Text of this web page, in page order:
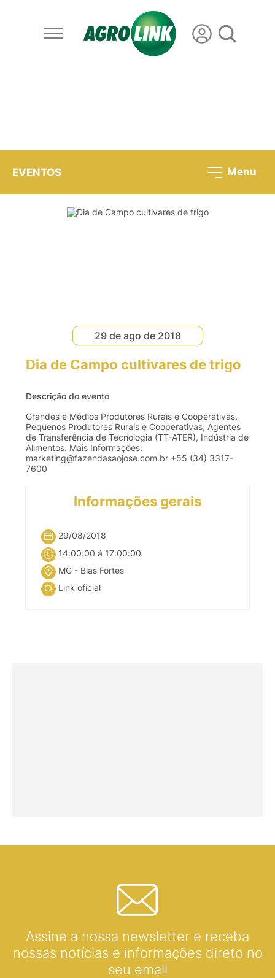
EVENTOS Menu
29 de ago de 2018
Dia de Campo cultivares de trigo
Descrição do evento
Grandes e Médios Produtores Rurais e Cooperativas,
Pequenos Produtores Rurais e Cooperativas, Agentes
de Transferência de Tecnologia (TT-ATER), Indústria de
Alimentos. Mais Informações:
marketing@fazendasaojose.com.br +55 (34) 3317-
7600
Informações gerais
29/08/2018
14:00:00 á 17:00:00
MG - Bias Fortes
Link oficial
Assine a nossa newsletter e receba
nossas notícias e informações direto no
seu email